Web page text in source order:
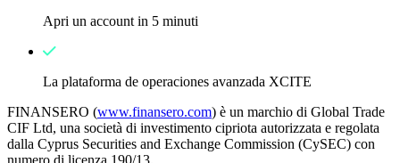
Apri un account in 5 minuti
La plataforma de operaciones avanzada XCITE
FINANSERO (www.finansero.com) è un marchio di Global Trade
CIF Ltd, una società di investimento cipriota autorizzata e regolata
dalla Cyprus Securities and Exchange Commission (CySEC) con
numero di licenza 190/13.